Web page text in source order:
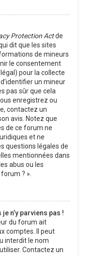
Protection Actde
dit que les sites
de mineurs
le consentement
pour la collecte
un mineur
pas sûr que cela
enregistrez ou
contactez un
avis. Notez que
de ce forum ne
et ne
questions légales de
mentionnées dans
abus ou les
? ».
n’y parviens pas !
du forum ait
comptes. Il peut
interdit le nom
Contactez un